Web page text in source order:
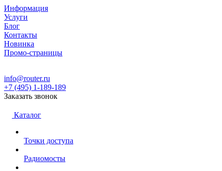
Информация
Услуги
Блог
Контакты
Новинка
Промо-страницы
info@router.ru
+7 (495) 1-189-189
Заказать звонок
Каталог
Точки доступа
Радиомосты